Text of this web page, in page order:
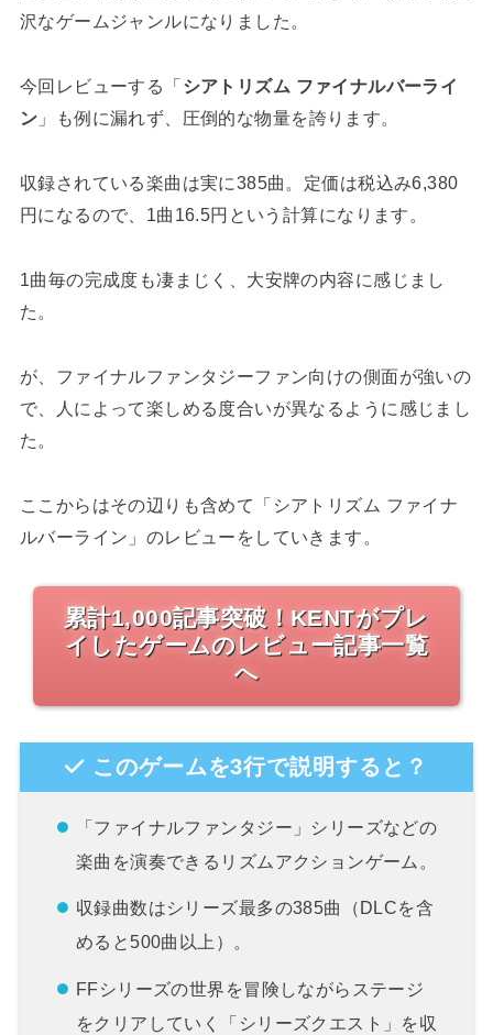
沢なゲームジャンルになりました。
今回レビューする「シアトリズム ファイナルバーライ
ン 」も例に漏れず、圧倒的な物量を誇ります。
収録されている楽曲は実に385曲。定価は税込み6,380
円になるので、1曲16.5円という計算になります。
1曲毎の完成度も凄まじく、大安牌の内容に感じまし
た。
が、ファイナルファンタジーファン向けの側面が強いの
で、人によって楽しめる度合いが異なるように感じまし
た。
ここからはその辺りも含めて「シアトリズム ファイナ
ルバーライン」のレビューをしていきます。
累計1,000記事突破！KENTがプレ
イしたゲームのレビュー記事一覧
へ
このゲームを3行で説明すると？
「ファイナルファンタジー」シリーズなどの
楽曲を演奏できるリズムアクションゲーム。
収録曲数はシリーズ最多の385曲（DLCを含
めると500曲以上）。
FFシリーズの世界を冒険しながらステージ
をクリアしていく「シリーズクエスト」を収